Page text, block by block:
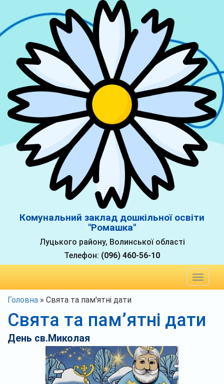
Комунальний заклад дошкільної освіти
"Ромашка"
Луцького району, Волинської області
Телефон: (096) 460-56-10
Toggle
Головна » Свята та пам'ятні дати
Свята та пам’ятні дати
День св.Миколая